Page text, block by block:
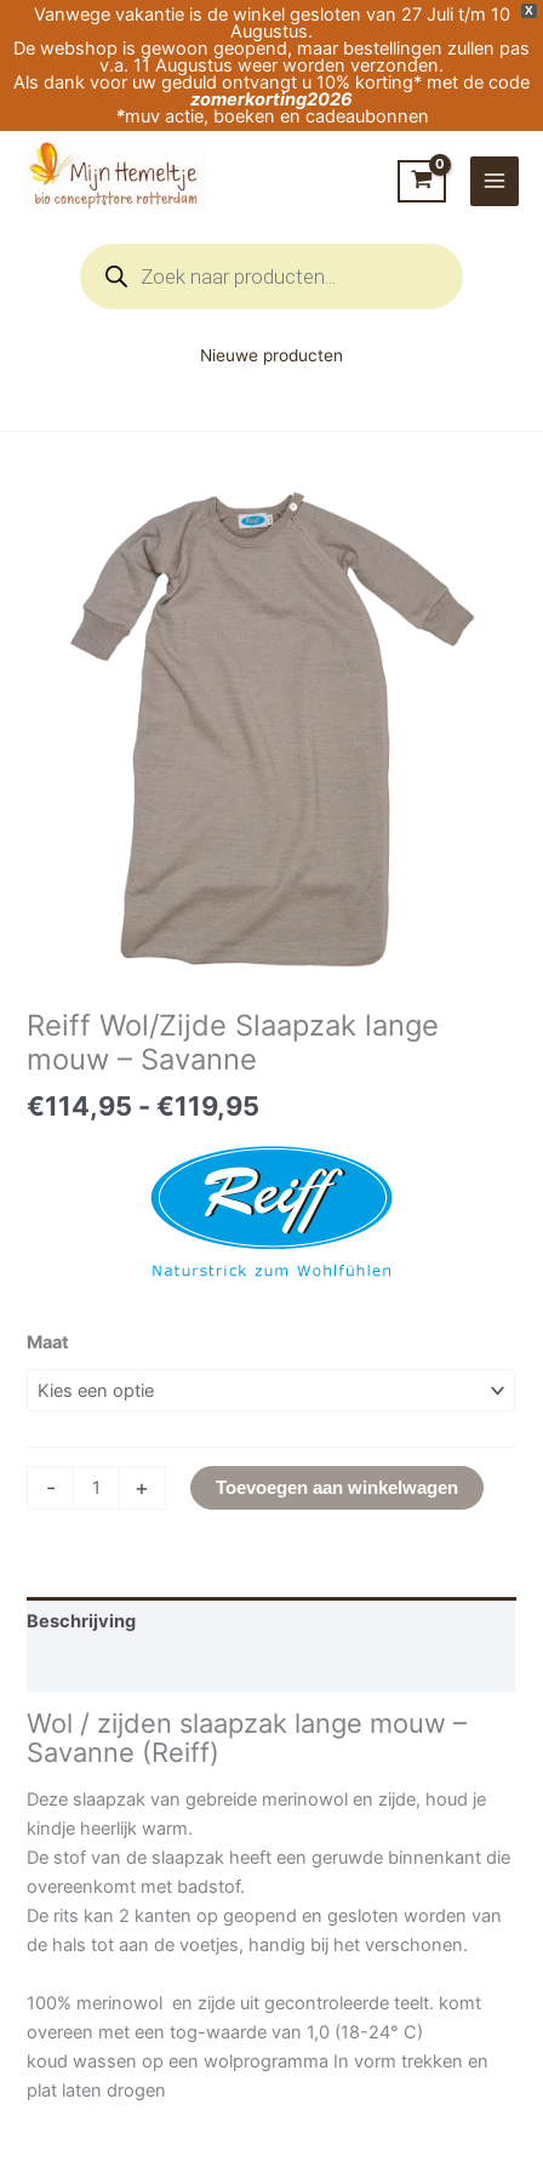
X
Vanwege vakantie is de winkel gesloten van 27 Juli t/m 10
Augustus.
De webshop is gewoon geopend, maar bestellingen zullen pas
v.a. 11 Augustus weer worden verzonden.
Als dank voor uw geduld ontvangt u 10% korting* met de code
zomerkorting2026
*muv actie, boeken en cadeaubonnen
naar
de
Producten
zoeken
Nieuwe producten
Reiff Wol/Zijde Slaapzak lange
mouw – Savanne
€114,95 - €119,95
Prijsklasse:
€114,95
tot
€119,95
Maat
- + Toevoegen aan winkelwagen
Beschrijving
Wol / zijden slaapzak lange mouw –
Savanne (Reiff)
Deze slaapzak van gebreide merinowol en zijde, houd je
kindje heerlijk warm.
De stof van de slaapzak heeft een geruwde binnenkant die
overeenkomt met badstof.
De rits kan 2 kanten op geopend en gesloten worden van
de hals tot aan de voetjes, handig bij het verschonen.
100% merinowol en zijde uit gecontroleerde teelt. komt
overeen met een tog-waarde van 1,0 (18-24° C)
koud wassen op een wolprogramma In vorm trekken en
plat laten drogen